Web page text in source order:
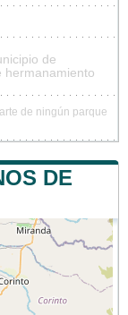
de
hermanamiento
de ningún parque
DE